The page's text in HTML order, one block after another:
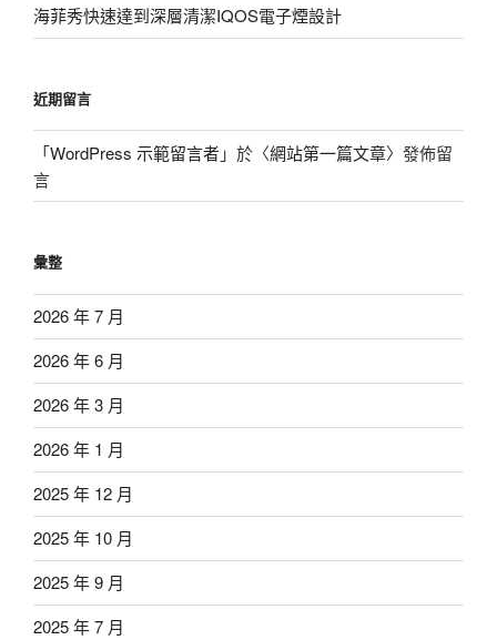
海菲秀快速達到深層清潔IQOS電子煙設計
近期留言
「WordPress 示範留言者」於〈網站第一篇文章〉發佈留
言
彙整
2026 年 7 月
2026 年 6 月
2026 年 3 月
2026 年 1 月
2025 年 12 月
2025 年 10 月
2025 年 9 月
2025 年 7 月